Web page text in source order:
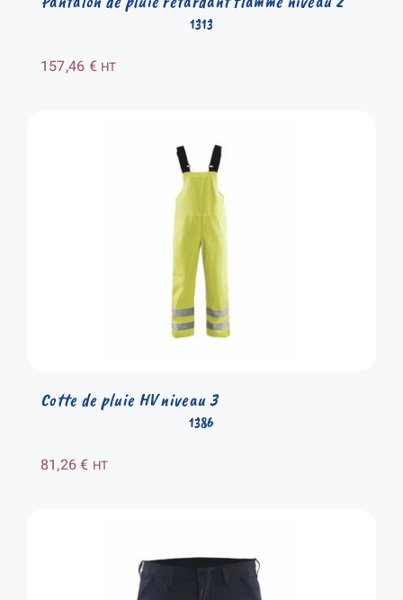
1313
157,46 € HT
1386
Cotte de pluie HV niveau 3
81,26€ HT